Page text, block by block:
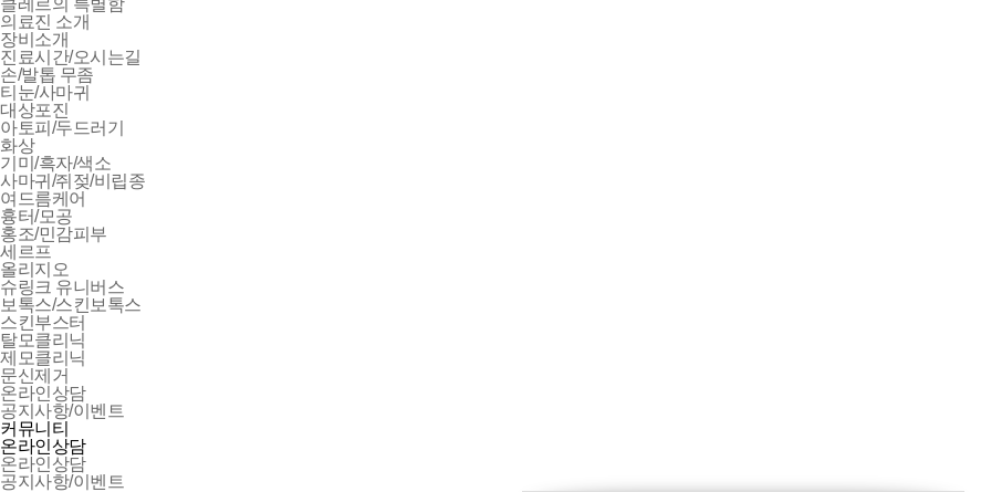
클레르의 특별함
의료진 소개
장비소개
진료시간/오시는길
손/발톱 무좀
티눈/사마귀
대상포진
아토피/두드러기
화상
기미/흑자/색소
사마귀/쥐젖/비립종
여드름케어
흉터/모공
홍조/민감피부
세르프
올리지오
슈링크 유니버스
보톡스/스킨보톡스
스킨부스터
탈모클리닉
제모클리닉
문신제거
온라인상담
공지사항/이벤트
커뮤니티
온라인상담
온라인상담
공지사항/이벤트